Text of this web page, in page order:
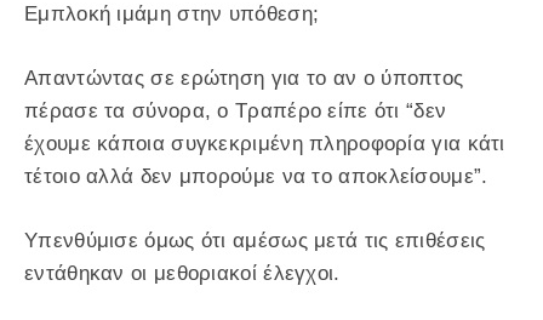
Εμπλοκή ιμάμη στην υπόθεση;
Απαντώντας σε ερώτηση για το αν ο ύποπτος
πέρασε τα σύνορα, ο Τραπέρο είπε ότι “δεν
έχουμε κάποια συγκεκριμένη πληροφορία για κάτι
τέτοιο αλλά δεν μπορούμε να το αποκλείσουμε”.
Υπενθύμισε όμως ότι αμέσως μετά τις επιθέσεις
εντάθηκαν οι μεθοριακοί έλεγχοι.